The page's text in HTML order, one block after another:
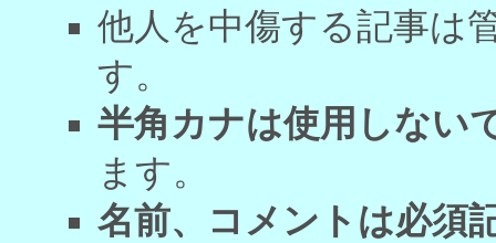
他人を中傷する記事は
す。
半角カナは使用しない
ます。
名前、コメントは必須